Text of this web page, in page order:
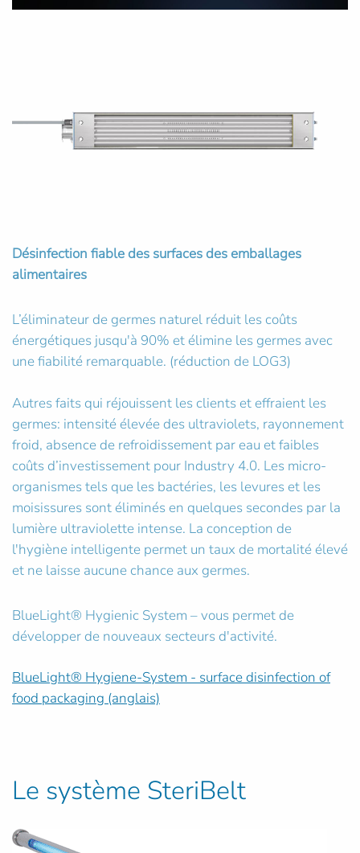
Désinfection fiable des surfaces des emballages
alimentaires
L’éliminateur de germes naturel réduit les coûts
énergétiques jusqu'à 90% et élimine les germes avec
une fiabilité remarquable. (réduction de LOG3)
Autres faits qui réjouissent les clients et effraient les
germes: intensité élevée des ultraviolets, rayonnement
froid, absence de refroidissement par eau et faibles
coûts d’investissement pour Industry 4.0. Les micro-
organismes tels que les bactéries, les levures et les
moisissures sont éliminés en quelques secondes par la
lumière ultraviolette intense. La conception de
l'hygiène intelligente permet un taux de mortalité élevé
et ne laisse aucune chance aux germes.
BlueLight® Hygienic System – vous permet de
développer de nouveaux secteurs d'activité.
BlueLight® Hygiene-System - surface disinfection of
food packaging (anglais)
Le système SteriBelt